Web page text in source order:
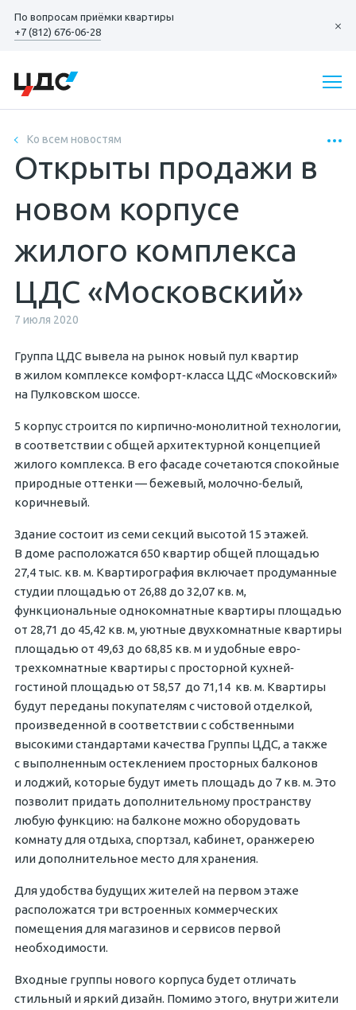
По вопросам приёмки квартиры
+7 (812) 676-06-28
Ко всем новостям
Открыты продажи в
новом корпусе
жилого комплекса
ЦДС «Московский»
7 июля 2020
Группа ЦДС вывела на рынок новый пул квартир
в жилом комплексе комфорт‐класса ЦДС «Московский»
на Пулковском шоссе.
5 корпус строится по кирпично‐монолитной технологии,
в соответствии с общей архитектурной концепцией
жилого комплекса. В его фасаде сочетаются спокойные
природные оттенки — бежевый, молочно‐белый,
коричневый.
Здание состоит из семи секций высотой 15 этажей.
В доме расположатся 650 квартир общей площадью
27,4 тыс. кв. м. Квартирография включает продуманные
студии площадью от 26,88 до 32,07 кв. м,
функциональные однокомнатные квартиры площадью
от 28,71 до 45,42 кв. м, уютные двухкомнатные квартиры
площадью от 49,63 до 68,85 кв. м и удобные евро‐
трехкомнатные квартиры с просторной кухней‐
гостиной площадью от 58,57 до 71,14 кв. м. Квартиры
будут переданы покупателям с чистовой отделкой,
произведенной в соответствии с собственными
высокими стандартами качества Группы ЦДС, а также
с выполненным остеклением просторных балконов
и лоджий, которые будут иметь площадь до 7 кв. м. Это
позволит придать дополнительному пространству
любую функцию: на балконе можно оборудовать
комнату для отдыха, спортзал, кабинет, оранжерею
или дополнительное место для хранения.
Для удобства будущих жителей на первом этаже
расположатся три встроенных коммерческих
помещения для магазинов и сервисов первой
необходимости.
Входные группы нового корпуса будет отличать
стильный и яркий дизайн. Помимо этого, внутри жители